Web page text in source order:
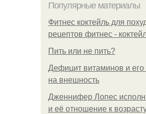
Популярные материалы
Фитнес коктейль для
рецептов фитнес -
Пить или не пить?
Дефицит витаминов и его
на внешность
Дженнифер Лопес
и её отношение к